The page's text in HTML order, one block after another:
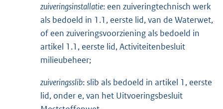
zuiveringsinstallatie: een zuiveringtechnisch werk
als bedoeld in 1.1, eerste lid, van de Waterwet,
of een zuiveringsvoorziening als bedoeld in
artikel 1.1, eerste lid, Activiteitenbesluit
milieubeheer;
zuiveringsslib: slib als bedoeld in artikel 1, eerste
lid, onder e, van het Uitvoeringsbesluit